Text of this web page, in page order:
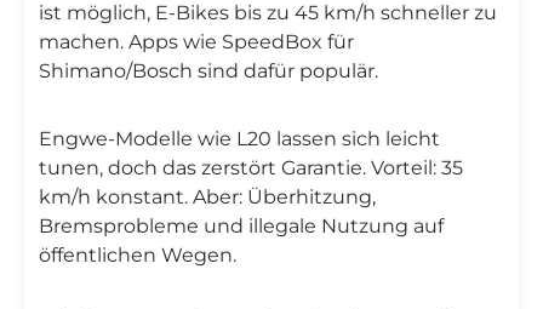
ist möglich, E-Bikes bis zu 45 km/h schneller zu
machen. Apps wie SpeedBox für
Shimano/Bosch sind dafür populär.
Engwe-Modelle wie L20 lassen sich leicht
tunen, doch das zerstört Garantie. Vorteil: 35
km/h konstant. Aber: Überhitzung,
Bremsprobleme und illegale Nutzung auf
öffentlichen Wegen.